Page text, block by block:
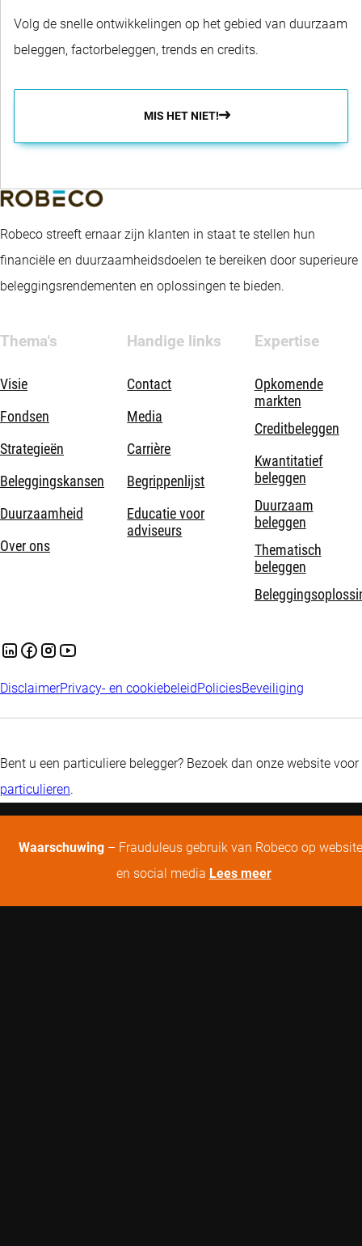
Volg de snelle ontwikkelingen op het gebied van duurzaam
beleggen, factorbeleggen, trends en credits.
MIS HET NIET!
Robeco streeft ernaar zijn klanten in staat te stellen hun
financiële en duurzaamheidsdoelen te bereiken door superieure
beleggingsrendementen en oplossingen te bieden.
Thema's
Visie
Fondsen
Strategieën
Beleggingskansen
Duurzaamheid
Over ons
Handige links
Contact
Media
Carrière
Begrippenlijst
Educatie voor
adviseurs
Expertise
Opkomende
markten
Creditbeleggen
Kwantitatief
beleggen
Duurzaam
beleggen
Thematisch
beleggen
DisclaimerPrivacy- en cookiebeleidPoliciesBeveiliging
Bent u een particuliere belegger? Bezoek dan onze website voor
particulieren.
Waarschuwing – Frauduleus gebruik van Robeco op
en social media Lees meer